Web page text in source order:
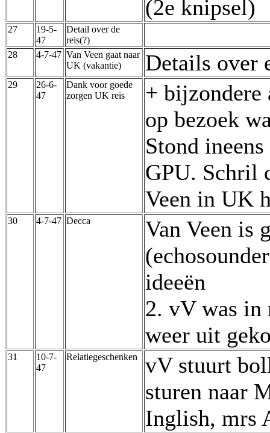
(2e knipsel)
27
19-5-
47
Detail over de
reis(?)
28
4-7-47 Van Veen gaat naar
UK (vakantie)
Details over
29
26-6-
47
Dank voor goede
zorgen UK reis
+ bijzondere
op bezoek
Stond
GPU. Schril
Veen in UK
30 4-7-47 Decca
Van Veen is
ideeën
2. vV was in
weer uit
31
10-7-
47
Relatiegeschenken
vV stuurt
sturen naar
Inglish, mrs